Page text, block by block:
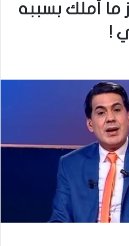
أملك بسببه
!